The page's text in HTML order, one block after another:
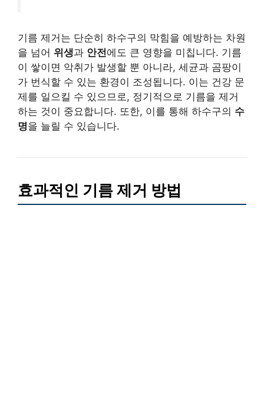
기름 제거는 단순히 하수구의 막힘을 예방하는 차원
을 넘어 위생과 안전에도 큰 영향을 미칩니다. 기름
이 쌓이면 악취가 발생할 뿐 아니라, 세균과 곰팡이
가 번식할 수 있는 환경이 조성됩니다. 이는 건강 문
제를 일으킬 수 있으므로, 정기적으로 기름을 제거
하는 것이 중요합니다. 또한, 이를 통해 하수구의 수
명을 늘릴 수 있습니다.
효과적인 기름 제거 방법